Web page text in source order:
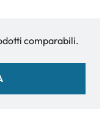
comparabili.